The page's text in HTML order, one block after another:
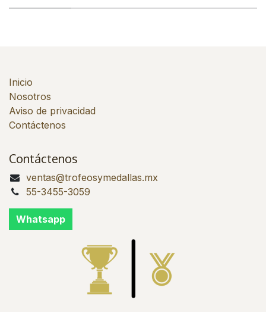
Inicio
Nosotros
Aviso de privacidad
Contáctenos
Contáctenos
ventas@trofeosymedallas.mx
55-3455-3059
Whatsapp